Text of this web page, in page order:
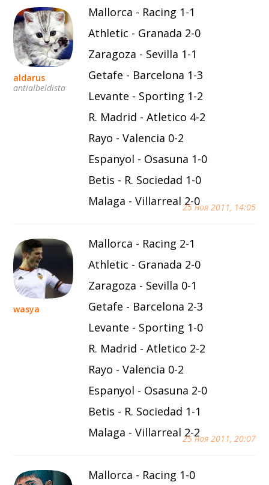
aldarus
antialbeldista
25 ноя 2011, 14:05
Mallorca - Racing 1-1
Athletic - Granada 2-0
Zaragoza - Sevilla 1-1
Getafe - Barcelona 1-3
Levante - Sporting 1-2
R. Madrid - Atletico 4-2
Rayo - Valencia 0-2
Espanyol - Osasuna 1-0
Betis - R. Sociedad 1-0
Malaga - Villarreal 2-0
wasya
25 ноя 2011, 20:07
Mallorca - Racing 2-1
Athletic - Granada 2-0
Zaragoza - Sevilla 0-1
Getafe - Barcelona 2-3
Levante - Sporting 1-0
R. Madrid - Atletico 2-2
Rayo - Valencia 0-2
Espanyol - Osasuna 2-0
Betis - R. Sociedad 1-1
Malaga - Villarreal 2-2
Mallorca - Racing 1-0